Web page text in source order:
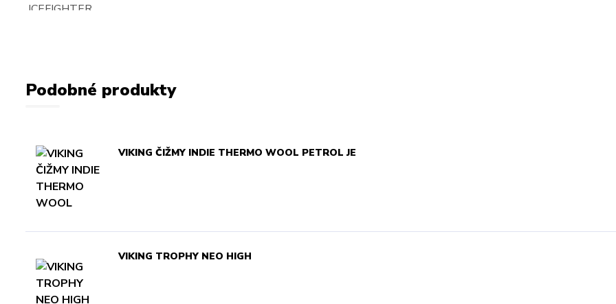
Podobné produkty
VIKING ČIŽMY INDIE THERMO WOOL PETROL JE
VIKING TROPHY NEO HIGH